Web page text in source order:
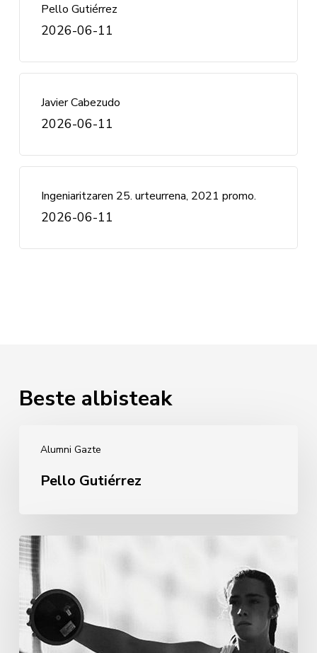
Pello Gutiérrez
2026-06-11
Javier Cabezudo
2026-06-11
Ingeniaritzaren 25. urteurrena, 2021 promo.
2026-06-11
Beste albisteak
Alumni Gazte
Gutiérrez
Pello Gutiérrez
Andrea
Martínez
Murillo